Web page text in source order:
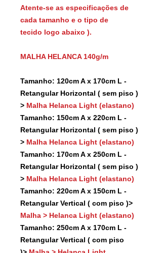
Atente-se as especificações de
cada tamanho e o tipo de
tecido logo abaixo ).
MALHA HELANCA 140g/m
Tamanho: 120cm A x 170cm L -
Retangular Horizontal ( sem piso )
> Malha Helanca Light (elastano)
Tamanho: 150cm A x 220cm L -
Retangular Horizontal ( sem piso )
> Malha Helanca Light (elastano)
Tamanho: 170cm A x 250cm L -
Retangular Horizontal ( sem piso )
> Malha Helanca Light (elastano)
Tamanho: 220cm A x 150cm L -
Retangular Vertical ( com piso )>
Malha > Helanca Light (elastano)
Tamanho: 250cm A x 170cm L -
Retangular Vertical ( com piso